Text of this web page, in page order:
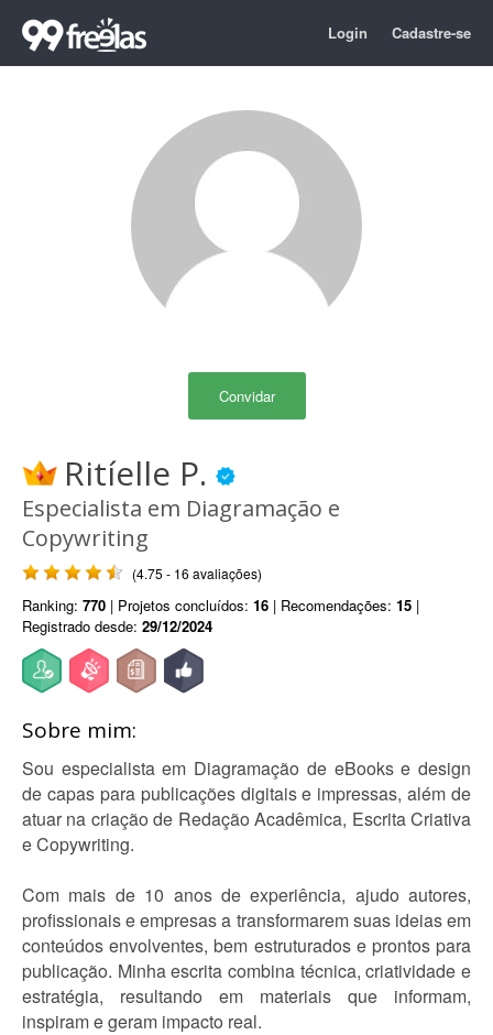
Login Cadastre-se
Convidar
Ritíelle P.
Especialista em Diagramação e
Copywriting
(4.75 - 16 avaliações)
Ranking: 770 | Projetos concluídos: 16 | Recomendações: 15 |
Registrado desde: 29/12/2024
Sobre mim:
Sou especialista em Diagramação de eBooks e design
de capas para publicações digitais e impressas, além de
atuar na criação de Redação Acadêmica, Escrita Criativa
e Copywriting.
Com mais de 10 anos de experiência, ajudo autores,
profissionais e empresas a transformarem suas ideias em
conteúdos envolventes, bem estruturados e prontos para
publicação. Minha escrita combina técnica, criatividade e
estratégia, resultando em materiais que informam,
inspiram e geram impacto real.